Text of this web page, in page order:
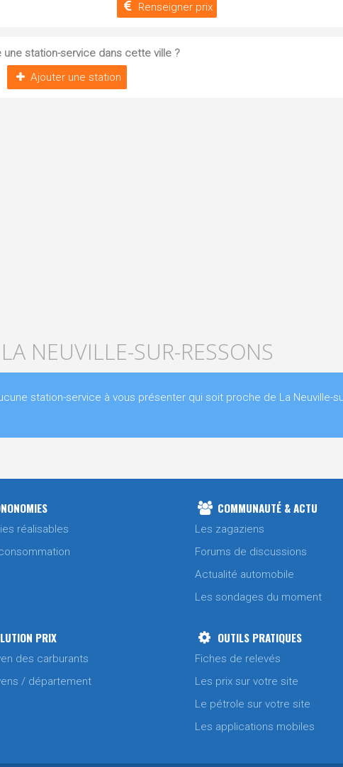
Renseigner prix
une station-service dans cette ville ?
Ajouter une station
NEUVILLE-SUR-RESSONS
station-service à vous présenter qui soit proche de La Neuville-
réalisables
COMMUNAUTÉ & ACTU
Les zagaziens
Forums de discussions
Actualité automobile
Les sondages du moment
PRIX
des carburants
/ département
OUTILS PRATIQUES
Fiches de relevés
Les prix sur votre site
Le pétrole sur votre site
Les applications mobiles